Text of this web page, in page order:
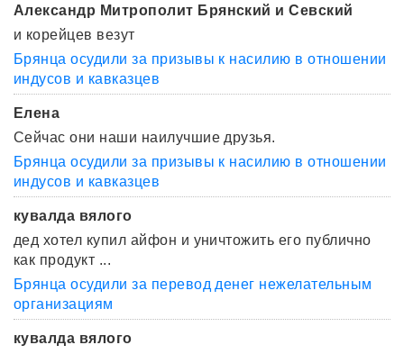
Александр Митрополит Брянский и Севский
и корейцев везут
Брянца осудили за призывы к насилию в отношении
индусов и кавказцев
Елена
Сейчас они наши наилучшие друзья.
Брянца осудили за призывы к насилию в отношении
индусов и кавказцев
кувалда вялого
дед хотел купил айфон и уничтожить его публично
как продукт ...
Брянца осудили за перевод денег нежелательным
организациям
кувалда вялого